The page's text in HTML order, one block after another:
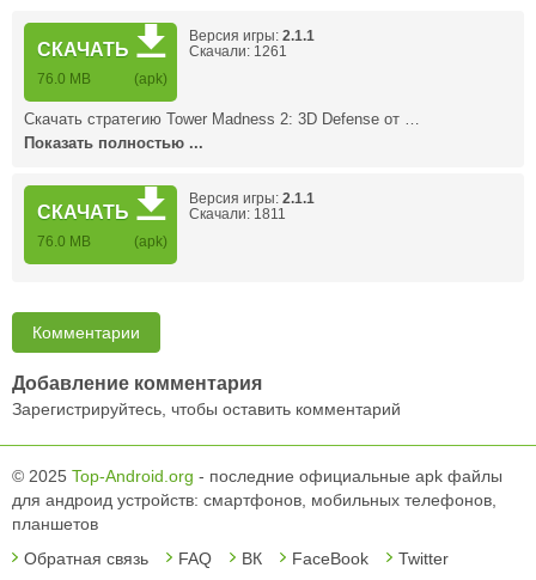
СКАЧАТЬ
76.0 MB (apk)
Версия игры: 2.1.1
Скачали: 1261
Скачать стратегию Tower Madness 2: 3D Defense от …
Показать полностью ...
СКАЧАТЬ
76.0 MB (apk)
Версия игры: 2.1.1
Скачали: 1811
Комментарии
Добавление комментария
Зарегистрируйтесь, чтобы оставить комментарий
© 2025 Top-Android.org - последние официальные apk файлы
для андроид устройств: смартфонов, мобильных телефонов,
планшетов
Обратная связь
FAQ ВК FaceBook Twitter